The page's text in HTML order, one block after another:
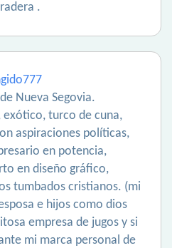
.
Nueva Segovia.
exótico, turco de cuna,
aspiraciones políticas,
en potencia,
en diseño gráfico,
tumbados cristianos. (mi
e hijos como dios
empresa de jugos y si
mi marca personal de